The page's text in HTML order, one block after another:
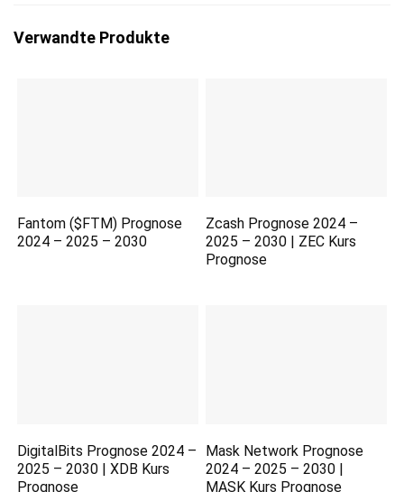
Verwandte Produkte
Fantom ($FTM) Prognose
2024 – 2025 – 2030
Zcash Prognose 2024 –
2025 – 2030 | ZEC Kurs
Prognose
DigitalBits Prognose 2024 –
2025 – 2030 | XDB Kurs
Prognose
Mask Network Prognose
2024 – 2025 – 2030 |
MASK Kurs Prognose